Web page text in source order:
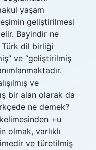
yaşam
geliştirilmesi
Bayindir ne
Türk dil birliği
ve “geliştirilmiş
ve
bir alan olarak da
ne demek?
+u
olmak, varlıklı
ve türetilmiş